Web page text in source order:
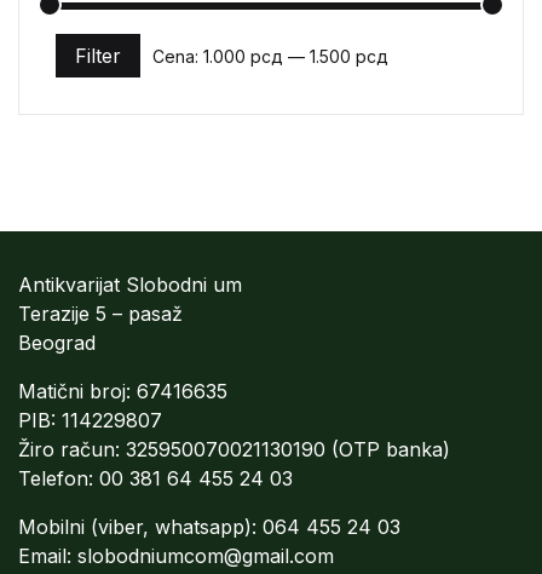
Minimalna cena
Maksimalna cena
Filter Cena: 1.000 рсд — 1.500 рсд
Antikvarijat Slobodni um
Terazije 5 – pasaž
Beograd
Matični broj: 67416635
PIB: 114229807
Žiro račun: 325950070021130190 (OTP banka)
Telefon: 00 381 64 455 24 03
Mobilni (viber, whatsapp): 064 455 24 03
Email: slobodniumcom@gmail.com